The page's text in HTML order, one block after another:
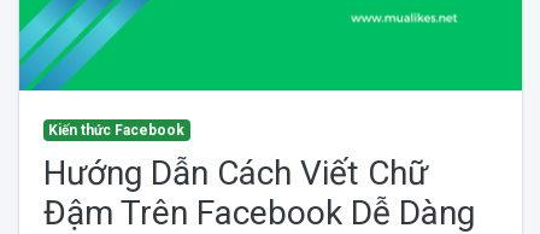
Kiến thức Facebook
Hướng Dẫn Cách Viết Chữ
Đậm Trên Facebook Dễ Dàng